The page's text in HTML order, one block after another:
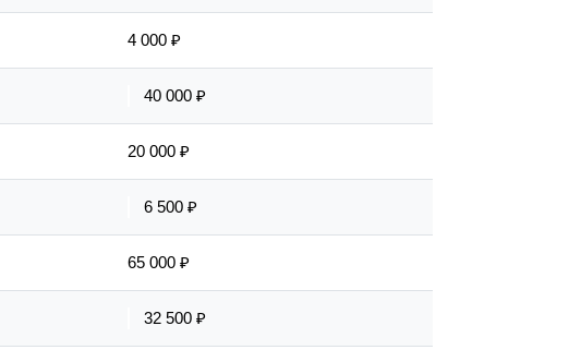
4 000 ₽
40 000 ₽
20 000 ₽
6 500 ₽
65 000 ₽
32 500 ₽